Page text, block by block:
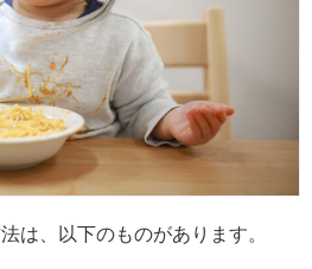
は、以下のものがあります。